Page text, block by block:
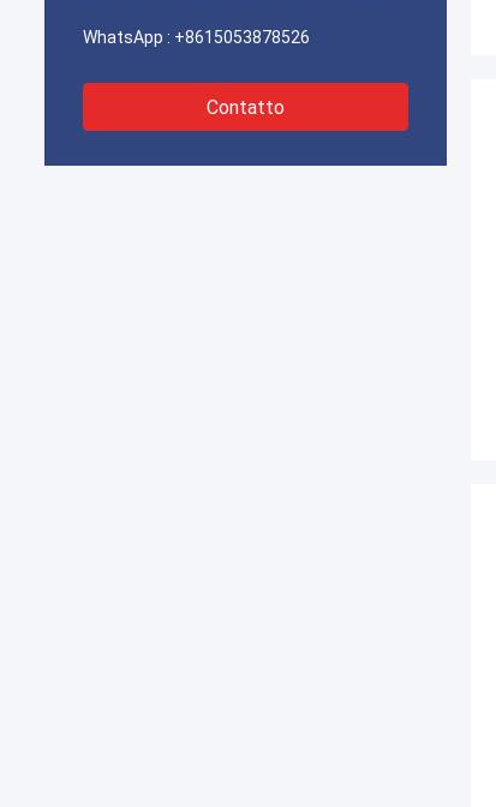
WhatsApp : +8615053878526
Contatto